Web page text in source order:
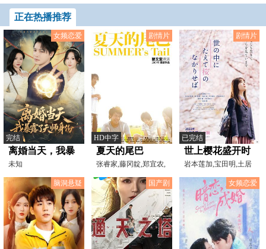
正在热播推荐
女频恋爱
完结
离婚当天，我暴
露了天师身份
未知
剧情片
HD中字
夏天的尾巴
张睿家,藤冈靛,郑宜农,
林涵,柯奂如,陆弈静
剧情片
已完结
世上樱花盛开时
岩本莲加,宝田明,土居
志央梨,郭智博,名村辰
脑洞悬疑
国产剧 女频恋爱